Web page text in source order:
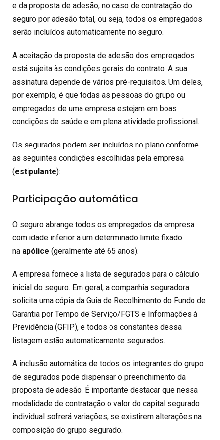
e da proposta de adesão, no caso de contratação do
seguro por adesão total, ou seja, todos os empregados
serão incluídos automaticamente no seguro.
A aceitação da proposta de adesão dos empregados
está sujeita às condições gerais do contrato. A sua
assinatura depende de vários pré-requisitos. Um deles,
por exemplo, é que todas as pessoas do grupo ou
empregados de uma empresa estejam em boas
condições de saúde e em plena atividade profissional.
Os segurados podem ser incluídos no plano conforme
as seguintes condições escolhidas pela empresa
(estipulante):
Participação automática
O seguro abrange todos os empregados da empresa
com idade inferior a um determinado limite fixado
na apólice (geralmente até 65 anos).
A empresa fornece a lista de segurados para o cálculo
inicial do seguro. Em geral, a companhia seguradora
solicita uma cópia da Guia de Recolhimento do Fundo de
Garantia por Tempo de Serviço/FGTS e Informações à
Previdência (GFIP), e todos os constantes dessa
listagem estão automaticamente segurados.
A inclusão automática de todos os integrantes do grupo
de segurados pode dispensar o preenchimento da
proposta de adesão. É importante destacar que nessa
modalidade de contratação o valor do capital segurado
individual sofrerá variações, se existirem alterações na
composição do grupo segurado.